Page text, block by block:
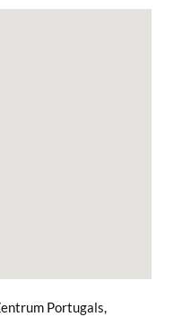
Portugals,